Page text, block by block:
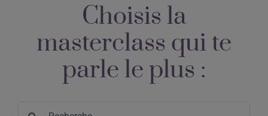
Choisis la
masterclass qui te
parle le plus :